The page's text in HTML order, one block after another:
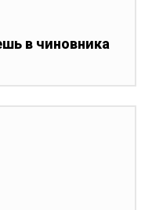
в чиновника